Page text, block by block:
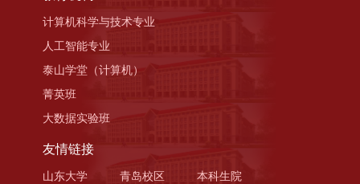
计算机科学与技术专业
人工智能专业
泰山学堂（计算机）
菁英班
大数据实验班
友情链接
山东大学 青岛校区
本科生院